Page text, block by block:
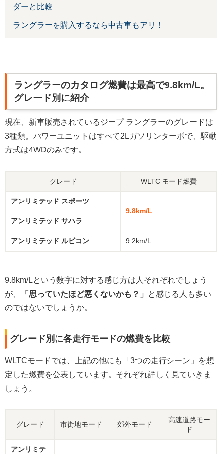
ダーと比較
ラングラーを購入するなら中古車もアリ！
ラングラーのカタログ燃費は最高で9.8km/L。
グレード別に紹介
現在、新車販売されているジープ ラングラーのグレードは
3種類。パワーユニットはすべて2Lガソリンターボで、駆動
方式は4WDのみです。
グレード WLTC モード燃費
アンリミテッド スポーツ
9.8km/L
アンリミテッド サハラ
アンリミテッド ルビコン 9.2km/L
9.8km/Lという数字に対する感じ方は人それぞれでしょう
が、
「思っていたほど悪くないかも？」
と感じる人も多い
のではないでしょうか。
グレード別に各走行モードの燃費を比較
WLTCモードでは、上記の他にも「3つの走行シーン」を想
定した燃費を公表しています。それぞれ詳しく見ていきま
しょう。
グレード 市街地モード 郊外モード
高速道路モー
ド
アンリミテ